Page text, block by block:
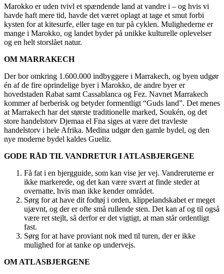
Marokko er uden tvivl et spændende land at vandre i – og hvis vi
havde haft mere tid, havde det været oplagt at tage et smut forbi
kysten for at kitesurfe, eller tage en tur på cyklen. Mulighederne er
mange i Marokko, og landet byder på unikke kulturelle oplevelser
og en helt storslået natur.
OM MARRAKECH
Der bor omkring 1.600.000 indbyggere i Marrakech, og byen udgør
én af de fire oprindelige byer i Marokko, de andre byer er
hovedstaden Rabat samt Cassablanca og Fez. Navnet Marrakech
kommer af berberisk og betyder formentligt “Guds land”. Det menes
at Marrakech har det største traditionelle marked, Soukén, og det
store handelstorv Djemaa el Fna siges at være det travleste
handelstorv i hele Afrika. Medina udgør den gamle bydel, og den
nye moderne bydel kaldes Gueliz.
GODE RÅD TIL VANDRETUR I ATLASBJERGENE
Få fat i en bjergguide, som kan vise jer vej. Vandreruterne er
ikke markerede, og det kan være svært at finde steder at
overnatte, hvis man ikke kender området.
Sørg for at have dit fodtøj i orden, klippelandskabet er meget
ujævnt, og der er ofte små rullende sten. Det kan af og til også
være ret stejlt, så derfor er det vigtigt, at man står ordentligt
fast.
Sørg for at have proviant nok med til turen, der er ikke
mulighed for at tanke op undervejs.
OM ATLASBJERGENE